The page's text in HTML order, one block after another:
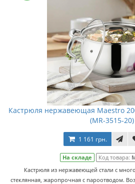
Кастрюля нержавеющая Maestro
(MR-3515-20)
1 161 грн.
На складе Код товара:
Кастрюля из нержавеющей стали с
стеклянная, жаропрочная с пароотводом.